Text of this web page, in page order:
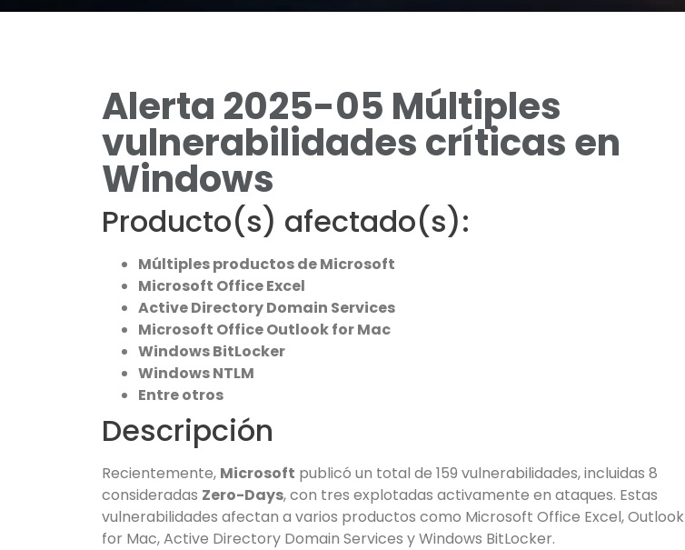
Alerta 2025-05 Múltiples
vulnerabilidades críticas en
Windows
Producto(s) afectado(s):
Múltiples productos de Microsoft
Microsoft Office Excel
Active Directory Domain Services
Microsoft Office Outlook for Mac
Windows BitLocker
Windows NTLM
Entre otros
Descripción
Recientemente, Microsoft publicó un total de 159 vulnerabilidades, incluidas 8
consideradas Zero-Days, con tres explotadas activamente en ataques. Estas
vulnerabilidades afectan a varios productos como Microsoft Office Excel, Outlook
for Mac, Active Directory Domain Services y Windows BitLocker.